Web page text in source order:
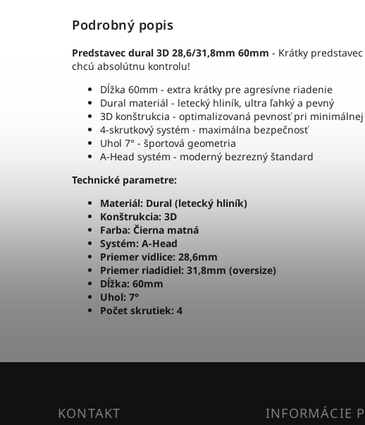
Podrobný popis
Predstavec dural 3D 28,6/31,8mm 60mm - Krátky
chcú absolútnu kontrolu!
Dĺžka 60mm - extra krátky pre agresívne riadenie
Dural materiál - letecký hliník, ultra ľahký a pevný
3D konštrukcia - optimalizovaná pevnosť pri
4-skrutkový systém - maximálna bezpečnosť
Uhol 7° - športová geometria
A-Head systém - moderný bezrezný štandard
Technické parametre:
Materiál: Dural (letecký hliník)
Konštrukcia: 3D
Farba: Čierna matná
Systém: A-Head
Priemer vidlice: 28,6mm
Priemer riadidiel: 31,8mm (oversize)
Dĺžka: 60mm
Uhol: 7°
Počet skrutiek: 4
KONTAKT INFORMÁCIE